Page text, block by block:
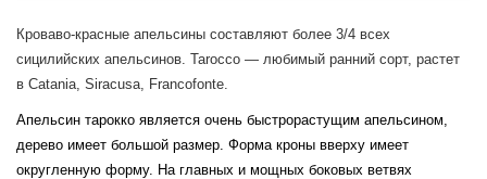
Кроваво-красные апельсины составляют более 3/4 всех
сицилийских апельсинов. Tarocco — любимый ранний сорт, растет
в Catania, Siracusa, Francofonte.
Апельсин тарокко является очень быстрорастущим апельсином,
дерево имеет большой размер. Форма кроны вверху имеет
округленную форму. На главных и мощных боковых ветвях